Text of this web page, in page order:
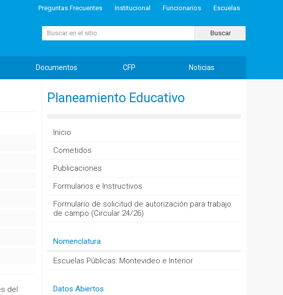
Preguntas Frecuentes Institucional Funcionarios Escuelas
Buscar... Buscar
Documentos CFP Noticias
del
Planeamiento Educativo
Inicio
Cometidos
Publicaciones
Formularios e Instructivos
Formulario de solicitud de autorización para trabajo
de campo (Circular 24/26)
Nomenclatura
Escuelas Públicas: Montevideo e Interior
Datos Abiertos